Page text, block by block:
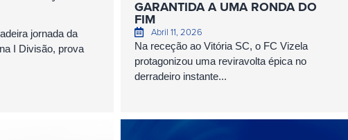
jornada da
I Divisão, prova
GARANTIDA A UMA RONDA DO
FIM
Abril 11, 2026
Na receção ao Vitória SC, o FC Vizela
protagonizou uma reviravolta épica no
derradeiro instante...